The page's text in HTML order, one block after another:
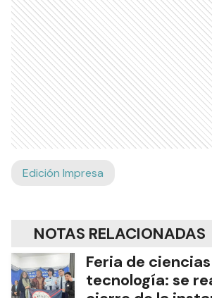
Edición Impresa
NOTAS RELACIONADAS
Feria de
tecnología: se